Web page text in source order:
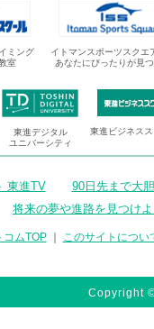
ミング
室
イトマンスポーツスクエ
あなたにぴったりが見
東進デジタル
ユニバーシティ
東進ビジネス
東進TV 90日先まで大
将来の夢や進路を見つけ
コムTOP｜ このサイトについ
Copyright